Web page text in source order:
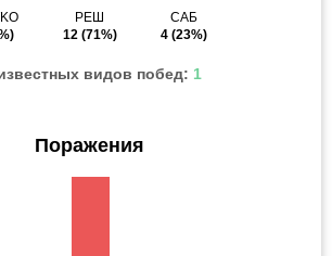
РЕШ
12(71%)
САБ
4 (23%)
видов побед: 1
Поражения